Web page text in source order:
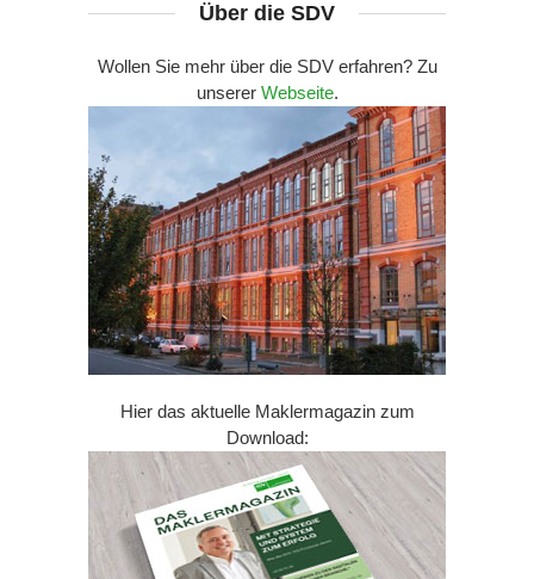
Über die SDV
Wollen Sie mehr über die SDV erfahren? Zu
unserer Webseite.
Hier das aktuelle Maklermagazin zum
Download: